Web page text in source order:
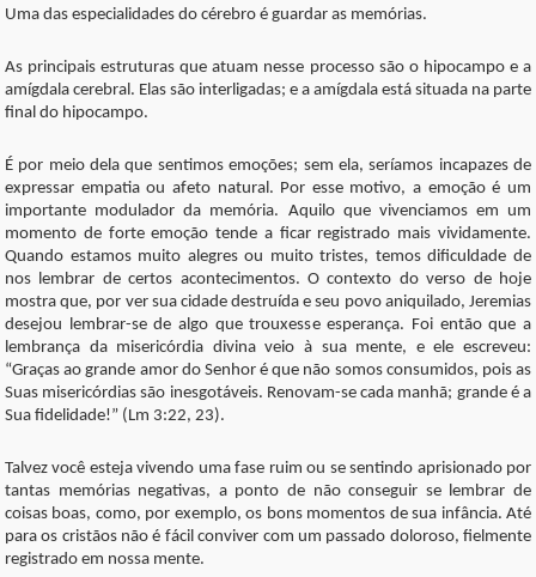
Uma das especialidades do cérebro é guardar as memórias.
As principais estruturas que atuam nesse processo são o hipocampo e a
amígdala cerebral. Elas são interligadas; e a amígdala está situada na parte
final do hipocampo.
É por meio dela que sentimos emoções; sem ela, seríamos incapazes de
expressar empatia ou afeto natural. Por esse motivo, a emoção é um
importante modulador da memória. Aquilo que vivenciamos em um
momento de forte emoção tende a ficar registrado mais vividamente.
Quando estamos muito alegres ou muito tristes, temos dificuldade de
nos lembrar de certos acontecimentos. O contexto do verso de hoje
mostra que, por ver sua cidade destruída e seu povo aniquilado, Jeremias
desejou lembrar-se de algo que trouxesse esperança. Foi então que a
lembrança da misericórdia divina veio à sua mente, e ele escreveu:
“Graças ao grande amor do Senhor é que não somos consumidos, pois as
Suas misericórdias são inesgotáveis. Renovam-se cada manhã; grande é a
Sua fidelidade!” (Lm 3:22, 23).
Talvez você esteja vivendo uma fase ruim ou se sentindo aprisionado por
tantas memórias negativas, a ponto de não conseguir se lembrar de
coisas boas, como, por exemplo, os bons momentos de sua infância. Até
para os cristãos não é fácil conviver com um passado doloroso, fielmente
registrado em nossa mente.